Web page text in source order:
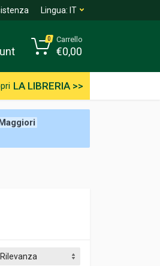
Lingua: IT
LA LIBRERIA >>
0 Carrello
€0,00